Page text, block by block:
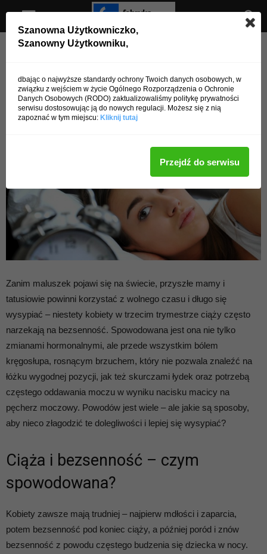
Strona główna Ciąża i poród
Ciąża a bezsenność – czyli jak
się dobrze wysypiać?
Zanim maluszek pojawi się na świecie, przyszłe mamy i
tatusiowie powinni korzystać z wolnego czasu i długo się
wysypiać – niestety kobiety w trzecim trymestrze ciąży często
narzekają na bezsenność. Spowodowana jest ona nie tylko
zmianami hormonalnymi, ale przede wszystkim bólem
kręgosłupa, rosnącym brzuchem, który nie pozwala znaleźć na
łóżku wygodnej pozycji, jak też skurczami łydek oraz potrzebą
częstego oddawania moczu w wyniku nacisku macicy na
pęcherz moczowy. Powodów jest wiele – ale jakie są sposoby,
aby nieco złagodzić te dolegliwości i lepiej się wysypiać?
Ciąża i bezsenność – czym
spowodowana?
Kobiety zawsze mają trudniej – najpierw mdłości i zaparcia,
potem bezsenność pod koniec ciąży, a później poród i znów
bezsenność z powodu częstego budzenia się dziecka w nocy.
Szanowna Użytkowniczko,
Szanowny Użytkowniku,
dbając o najwyższe standardy ochrony Twoich danych osobowych, w
związku z wejściem w życie Ogólnego Rozporządzenia o Ochronie
Danych Osobowych (RODO) zaktualizowaliśmy politykę prywatności
serwisu dostosowując ją do nowych regulacji. Możesz się z nią
zapoznać w tym miejscu: Kliknij tutaj
Przejdź do serwisu